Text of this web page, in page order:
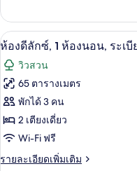
1
ห้อง
นอน,
ระเบียง,
วิว
สวน
เกี่ยว
กับ
ห้อง
ลัก
ซ์,
ห้อง
นอน,
ระเบียง,
วิว
สวน
เปิด
ภาพถ่าย
ทั้งหมด
ของ
ห้อง
ดี
ลัก
5
ห้องดีลักซ์, 1 ห้องนอน, ระเบี
วิวสวน
65 ตารางเมตร
พักได้ 3 คน
2 เตียงเดี่ยว
Wi-Fi ฟรี
รายละเอียดเพิ่มเติม
ราย